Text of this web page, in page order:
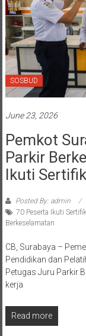
SOSBUD
June 23, 2026
Pemkot
Parkir
Ikuti
Posted By: admin
70 Peserta Ikuti
Berkeselamatan
CB, Surabaya –
Pendidikan dan
Petugas Juru Parkir
kerja
Read more